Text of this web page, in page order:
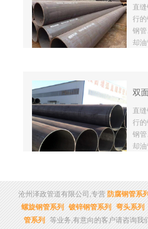
生
相
长
产
直
行
钢
却
窄的
生
相
长
产
双
直
行
钢
却
窄
管
生
沧州泽政管道有限公司,专营防腐钢管系
螺旋钢管系列 镀锌钢管系列 弯头系列
管系列 等业务,有意向的客户请咨询我